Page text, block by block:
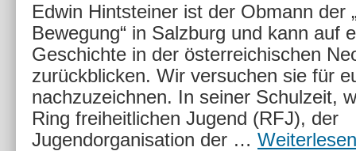
Edwin Hintsteiner ist der Obmann der
Bewegung“ in Salzburg und kann auf
Geschichte in der österreichischen
zurückblicken. Wir versuchen sie für
nachzuzeichnen. In seiner Schulzeit,
Ring freiheitlichen Jugend (RFJ), der
Jugendorganisation der …